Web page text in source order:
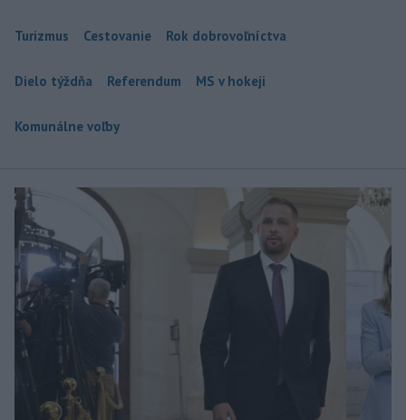
Turizmus Cestovanie Rok dobrovoľníctva
Dielo týždňa Referendum MS v hokeji
Komunálne voľby